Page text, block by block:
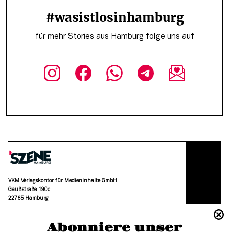
Abonniere unser
#wasistlosinhamburg
für mehr Stories aus Hamburg folge uns auf
VKM Verlagskontor für Medieninhalte GmbH
Gaußstraße 190c
22765 Hamburg
moc.grubmah-enezs@ofni